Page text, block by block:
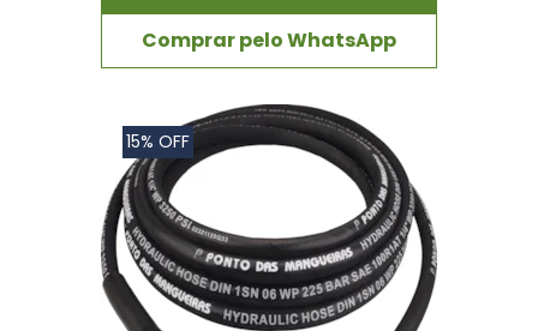
Comprar pelo WhatsApp
15% OFF